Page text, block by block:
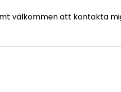
välkommen att kontakta